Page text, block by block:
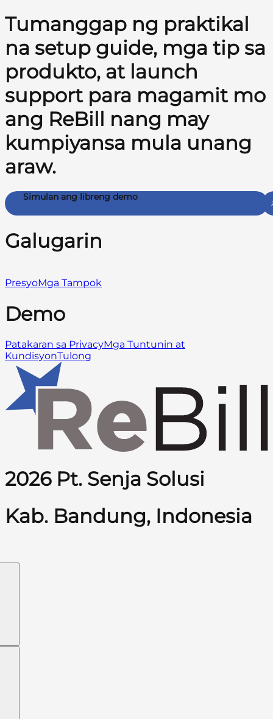
Tumanggap ng praktikal
na setup guide, mga tip sa
produkto, at launch
support para magamit mo
ang ReBill nang may
kumpiyansa mula unang
araw.
Simulan ang libreng demo
Galugarin
PresyoMga Tampok
Demo
Patakaran sa PrivacyMga Tuntunin at
KundisyonTulong
2026 Pt. Senja Solusi
Kab. Bandung, Indonesia